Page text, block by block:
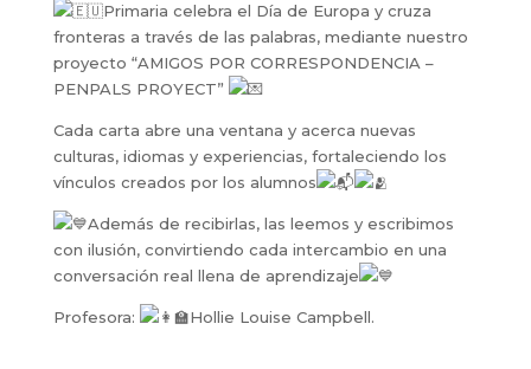
Primaria celebra el Día de Europa y cruza
fronteras a través de las palabras, mediante nuestro
proyecto “AMIGOS POR CORRESPONDENCIA –
PENPALS PROYECT”
Cada carta abre una ventana y acerca nuevas
culturas, idiomas y experiencias, fortaleciendo los
vínculos creados por los alumnos
Además de recibirlas, las leemos y escribimos
con ilusión, convirtiendo cada intercambio en una
conversación real llena de aprendizaje
Profesora: Hollie Louise Campbell.